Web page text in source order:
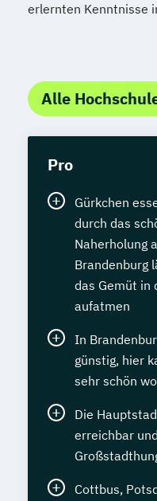
erlernten Kenntnisse
Alle
Pro
Gürkchen
durch das
Naherholung
Brandenburg
das Gemüt in
aufatmen
In
günstig, hier
sehr schön
Die
erreichbar
Cottbus,